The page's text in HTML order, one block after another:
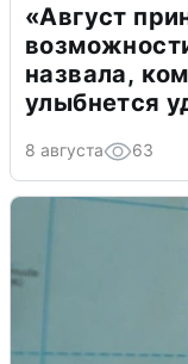
«Август
назвала,
улыбнется
8 августа 63